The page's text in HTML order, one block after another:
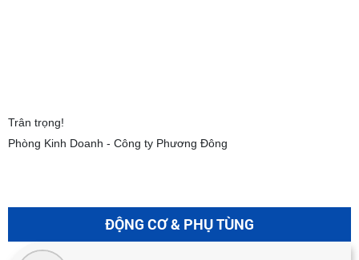
Trân trọng!
Phòng Kinh Doanh - Công ty Phương Đông
ĐỘNG CƠ & PHỤ TÙNG